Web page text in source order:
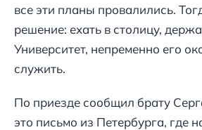
все эти планы провалились.
решение: ехать в столицу,
Университет, непременно его
служить.
По приезде сообщил брату
это письмо из Петербурга, где